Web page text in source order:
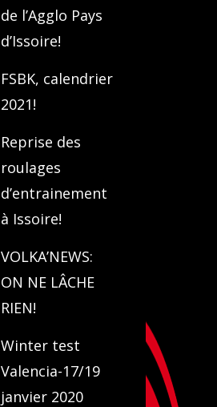
de l’Agglo Pays
d’Issoire!
FSBK, calendrier
2021!
Reprise des
roulages
d’entrainement
à Issoire!
VOLKA’NEWS:
ON NE LÂCHE
RIEN!
Winter test
Valencia-17/19
janvier 2020